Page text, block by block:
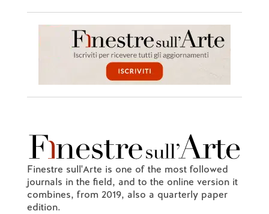
Finestre sull'Arte is one of the most followed
journals in the field, and to the online version it
combines, from 2019, also a quarterly paper
edition.